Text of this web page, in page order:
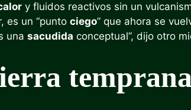
y fluidos reactivos sin un
es un “punto ciego” que ahora se
una sacudida conceptual”, dijo otro